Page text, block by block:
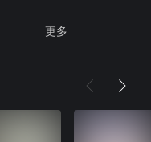
更多